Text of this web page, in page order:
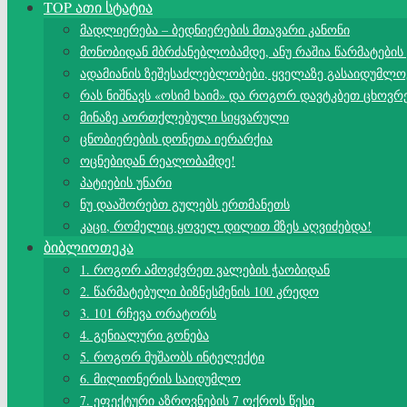
TOP ათი სტატია
მადლიერება – ბედნიერების მთავარი კანონი
მონობიდან მბრძანებლობამდე, ანუ რაშია
ადამიანის ზეშესაძლებლობები, ყველაზე
რას ნიშნავს «ოსიმ ხაიმ» და როგორ დავტკბეთ
მინაზე აორთქლებული სიყვარული
ცნობიერების დონეთა იერარქია
ოცნებიდან რეალობამდე!
პატიების უნარი
ნუ დააშორებთ გულებს ერთმანეთს
კაცი, რომელიც ყოველ დილით მზეს აღვიძებდა!
ბიბლიოთეკა
1. როგორ ამოვძვრეთ ვალების ჭაობიდან
2. წარმატებული ბიზნესმენის 100 კრედო
3. 101 რჩევა ორატორს
4. გენიალური გონება
5. როგორ მუშაობს ინტელექტი
6. მილიონერის საიდუმლო
7. ეფექტური აზროვნების 7 ოქროს წესი